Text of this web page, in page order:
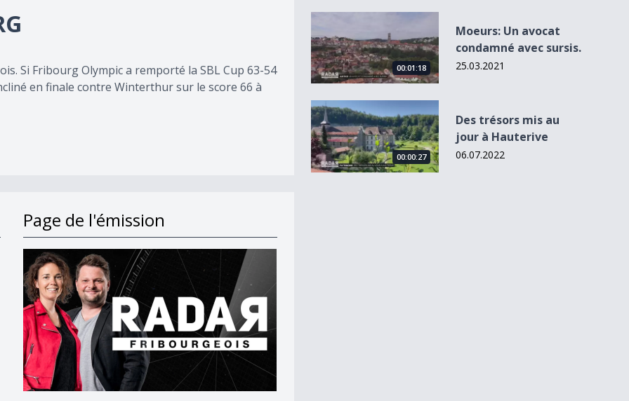
Si Fribourg Olympic a remporté la SBL Cup 63-54
en finale contre Winterthur sur le score 66 à
Page de l'émission
Moeurs: Un avocat condamné avec sursis.
00:01:18
Moeurs: Un avocat
condamné avec sursis.
25.03.2021
Des trésors mis au jour à Hauterive
00:00:27
Des trésors mis au
jour à Hauterive
06.07.2022